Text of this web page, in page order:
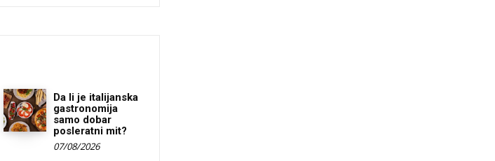
Da li je italijanska
gastronomija
samo dobar
posleratni mit?
07/08/2026